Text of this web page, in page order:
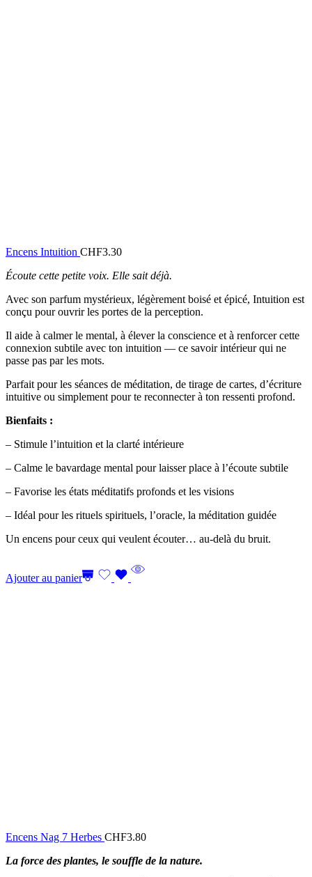
Encens Intuition CHF3.30
Écoute cette petite voix. Elle sait déjà.
Avec son parfum mystérieux, légèrement boisé et épicé, Intuition est
conçu pour ouvrir les portes de la perception.
Il aide à calmer le mental, à élever la conscience et à renforcer cette
connexion subtile avec ton intuition — ce savoir intérieur qui ne
passe pas par les mots.
Parfait pour les séances de méditation, de tirage de cartes, d’écriture
intuitive ou simplement pour te reconnecter à ton ressenti profond.
Bienfaits :
– Stimule l’intuition et la clarté intérieure
– Calme le bavardage mental pour laisser place à l’écoute subtile
– Favorise les états méditatifs profonds et les visions
– Idéal pour les rituels spirituels, l’oracle, la méditation guidée
Un encens pour ceux qui veulent écouter… au-delà du bruit.
Ajouter au panier
Encens Nag 7 Herbes CHF3.80
La force des plantes, le souffle de la nature.